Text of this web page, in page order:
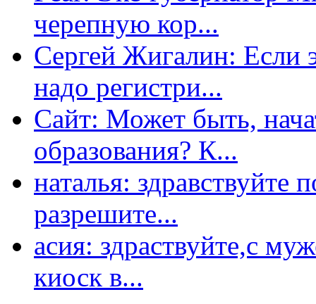
черепную кор...
Сергей Жигалин: Если
надо регистри...
Сайт: Может быть,
образования? К...
наталья: здравствуйте
разрешите...
асия: здраствуйте,с
киоск в...